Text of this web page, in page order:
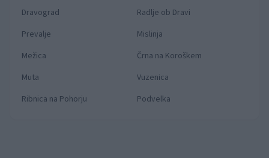
Dravograd
Radlje ob Dravi
Prevalje
Mislinja
Mežica
Črna na Koroškem
Muta
Vuzenica
Ribnica na Pohorju
Podvelka